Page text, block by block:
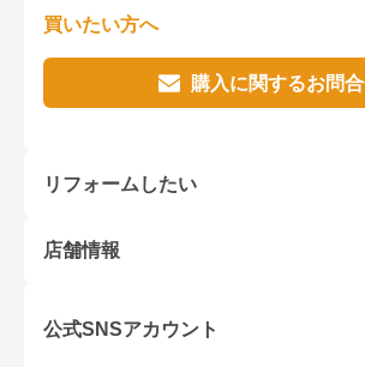
買いたい方へ
購入に関するお問
リフォームしたい
店舗情報
公式SNSアカウント